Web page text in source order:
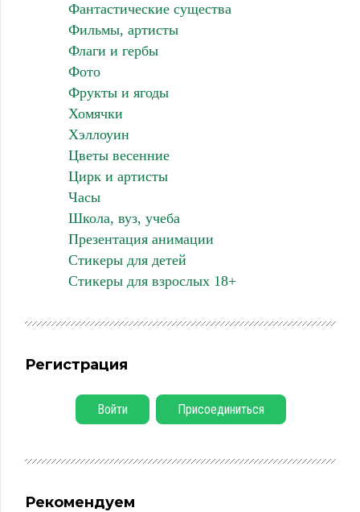
Фантастические существа
Фильмы, артисты
Флаги и гербы
Фото
Фрукты и ягоды
Хомячки
Хэллоуин
Цветы весенние
Цирк и артисты
Часы
Школа, вуз, учеба
Презентация анимации
Стикеры для детей
Стикеры для взрослых 18+
Регистрация
Войти Присоединиться
Рекомендуем